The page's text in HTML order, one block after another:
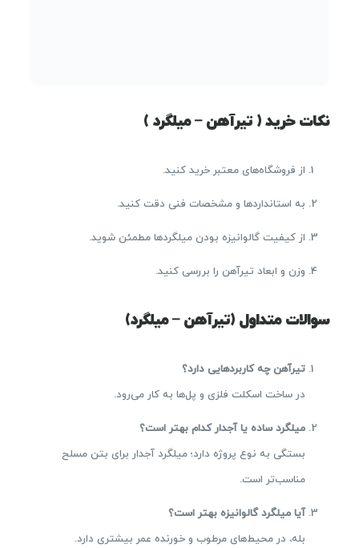
نکات خرید ( تیرآهن – میلگرد )
از فروشگاه‌های معتبر خرید کنید.
به استانداردها و مشخصات فنی دقت کنید.
از کیفیت گالوانیزه بودن میلگردها مطمئن شوید.
وزن و ابعاد تیرآهن را بررسی کنید.
سوالات متداول (تیرآهن – میلگرد)
تیرآهن چه کاربردهایی دارد؟
در ساخت اسکلت فلزی و پل‌ها به کار می‌رود.
میلگرد ساده یا آجدار کدام بهتر است؟
بستگی به نوع پروژه دارد؛ میلگرد آجدار برای بتن مسلح
مناسب‌تر است.
آیا میلگرد گالوانیزه بهتر است؟
بله، در محیط‌های مرطوب و خورنده عمر بیشتری دارد.